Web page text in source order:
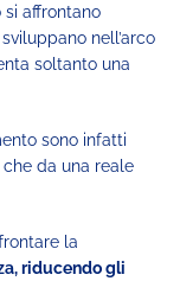
affrontano
nell’arco
soltanto una
sono infatti
da una reale
la
riducendo gli